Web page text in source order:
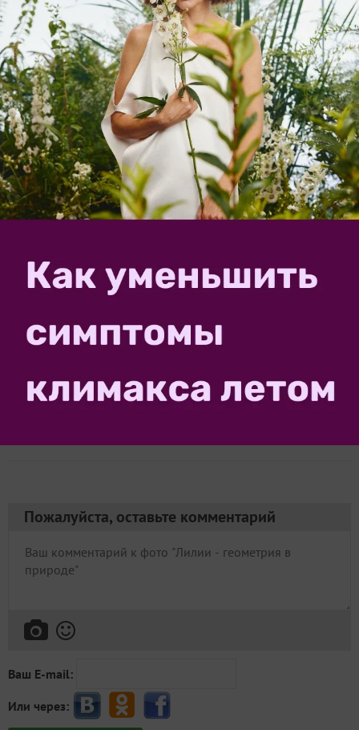
Лилии — геометрия в природе
ФОТО РАЗМЕЩЕНО В РАЗДЕЛАХ: ЛЕТНИЕ ЦВЕТЫ,ФОТО,ЛИЛИИ,АВГУСТ
в избранное 848просмотров
Автор фото:
Игорь Сычев Минск 9 февраля 2018, 22:55
Пожалуйста, оставьте комментарий
Ваш E-mail:
Или через: